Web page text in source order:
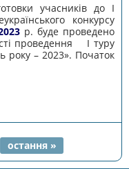
учасників до І
конкурсу
р. буде проведено
проведення І туру
року – 2023». Початок
року – 2023»
остання »